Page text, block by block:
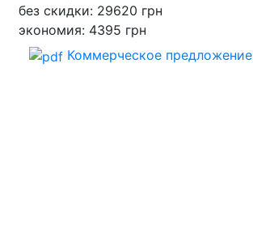
без скидки: 29620 грн
экономия: 4395 грн
Коммерческое предложение